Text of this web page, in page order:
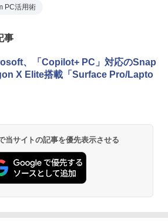
PC活用術
事
、「Copilot+ PC」対応のSnap
X Elite搭載「Surface Pro/Lapto
当サイトの記事を優先表示させる